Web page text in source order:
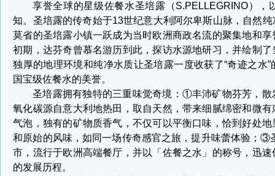
享誉全球的星级佐餐水圣培露（S.PELLEGRINO），
知。圣培露的传奇始于13世纪意大利阿尔卑斯山脉，自然
莫省的圣培露小镇一跃成为当时欧洲商政名流的聚集地和
初期，达芬奇曾慕名游历到此，探访水源地研习，并绘制
独厚的地理环境和纯净水质让圣培露一度收获了“奇迹之水
国宝级佐餐水的美誉。
圣培露拥有独特的三重味觉奇境：①丰沛矿物芬芳，散
氧化碳源自意大利地热田，取自天然，带来细腻绵密和微
气泡，独有的矿物质香气，不仅可以平衡口味，恰到好处
和原始的风味，如同一场传奇感官之旅，提升味蕾体验；③
市，流行于欧洲高端餐厅，并以「佐餐之水」的称号，迅
的发展历程。